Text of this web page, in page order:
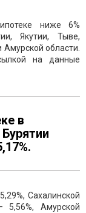
ниже 6%
Якутии, Тыве,
области.
на данные
в
Сахалинской
5,56%, Амурской